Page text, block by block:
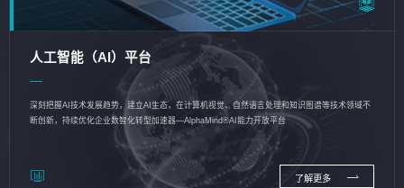
人工智能（AI）平台
深刻把握AI技术发展趋势，建立AI生态，在计算机视觉、自然语言处理和知识图谱等技术领域不
断创新，持续优化企业数智化转型加速器—AlphaMind®AI能力开放平台
了解更多